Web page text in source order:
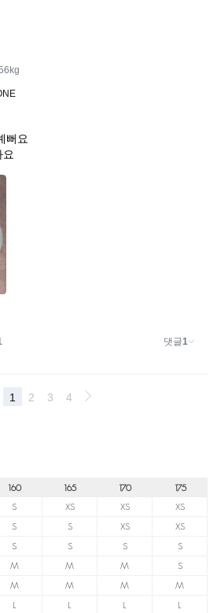
160 165 170
175
S XS XS
XS
S S XS
XS
S S S
S
M M M
S
M M M
M
L L L
L